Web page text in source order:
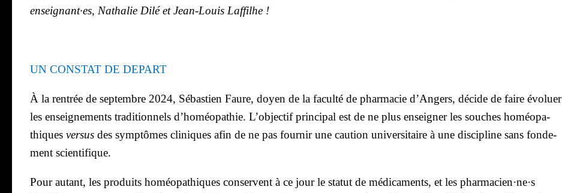
enseignant·es, Natha­lie Dilé et Jean-Louis Laf­filhe !
UN CONSTAT DE DEPART
À la ren­trée de sep­tembre 2024, Sébas­tien Faure, doyen de la facul­té de phar­ma­cie d’Angers, décide de faire évo­luer
les ensei­gne­ments tra­di­tion­nels d’homéopathie. L’objectif prin­ci­pal est de ne plus ensei­gner les souches homéo­pa­
thiques ver­sus des symp­tômes cli­niques afin de ne pas four­nir une cau­tion uni­ver­si­taire à une dis­ci­pline sans fon­de­
ment scien­ti­fique.
Pour autant, les pro­duits homéo­pa­thiques conservent à ce jour le sta­tut de médi­ca­ments, et les pharmacien·ne·s